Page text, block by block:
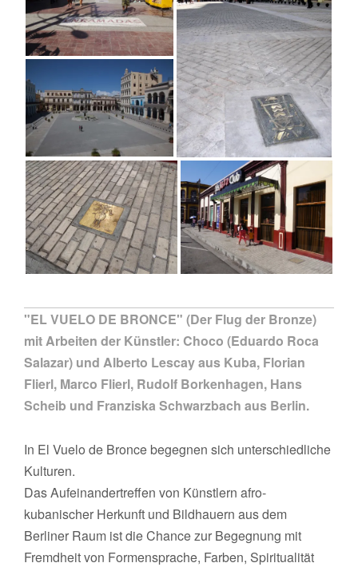
"EL VUELO DE BRONCE" (Der Flug der Bronze)
mit Arbeiten der Künstler: Choco (Eduardo Roca
Salazar) und Alberto Lescay aus Kuba, Florian
Flierl, Marco Flierl, Rudolf Borkenhagen, Hans
Scheib und Franziska Schwarzbach aus Berlin.
In El Vuelo de Bronce begegnen sich unterschiedliche
Kulturen.
Das Aufeinandertreffen von Künstlern afro-
kubanischer Herkunft und Bildhauern aus dem
Berliner Raum ist die Chance zur Begegnung mit
Fremdheit von Formensprache, Farben, Spiritualität